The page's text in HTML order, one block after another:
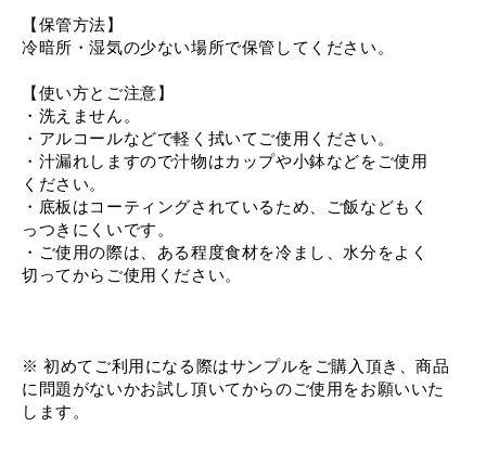
【保管方法】
冷暗所・湿気の少ない場所で保管してください。
【使い方とご注意】
・洗えません。
・アルコールなどで軽く拭いてご使用ください。
・汁漏れしますので汁物はカップや小鉢などをご使用
ください。
・底板はコーティングされているため、ご飯などもく
っつきにくいです。
・ご使用の際は、ある程度食材を冷まし、水分をよく
切ってからご使用ください。
※ 初めてご利用になる際はサンプルをご購入頂き、商品
に問題がないかお試し頂いてからのご使用をお願いいた
します。